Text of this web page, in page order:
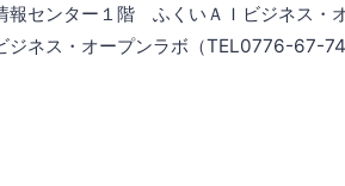
報センター１階 ふくいＡＩビジネス・
ジネス・オープンラボ（TEL0776-67-